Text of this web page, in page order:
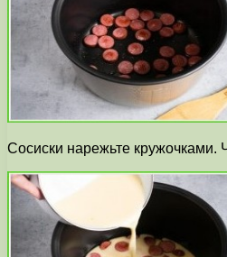
Сосиски нарежьте кружочками.